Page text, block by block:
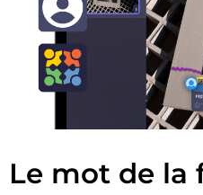
Le mot de la